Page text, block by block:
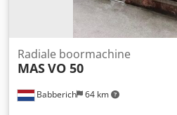
Babberich 64 km
Radiale boormachine
MASVO 50